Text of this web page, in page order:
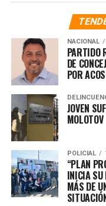
NACIONAL
PARTIDO
DE
POR
JOVEN
MOLOTOV
POLICIAL
“PLAN
INICIA SU
MÁS DE